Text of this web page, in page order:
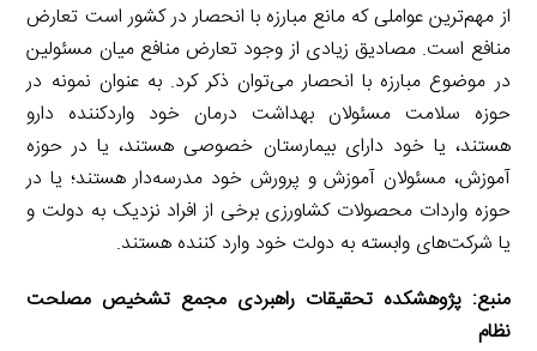
از مهم‌ترین عواملی که مانع مبارزه با انحصار در کشور است تعارض
منافع است. مصادیق زیادی از وجود تعارض منافع میان مسئولین
در موضوع مبارزه با انحصار می‌توان ذکر کرد. به عنوان نمونه در
حوزه سلامت مسئولان بهداشت درمان خود واردکننده دارو
هستند، یا خود دارای بیمارستان خصوصی هستند، یا در حوزه
آموزش، مسئولان آموزش و پرورش خود مدرسه‌دار هستند؛ یا در
حوزه واردات محصولات کشاورزی برخی از افراد نزدیک به دولت و
یا شرکت‌های وابسته به دولت خود وارد کننده هستند.
منبع: پژوهشکده تحقیقات راهبردی مجمع تشخیص مصلحت
نظام